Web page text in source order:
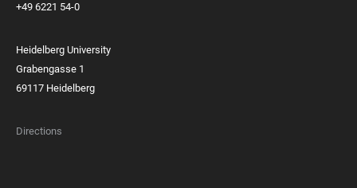
+49 6221 54-0
Heidelberg University
Grabengasse 1
69117 Heidelberg
Directions